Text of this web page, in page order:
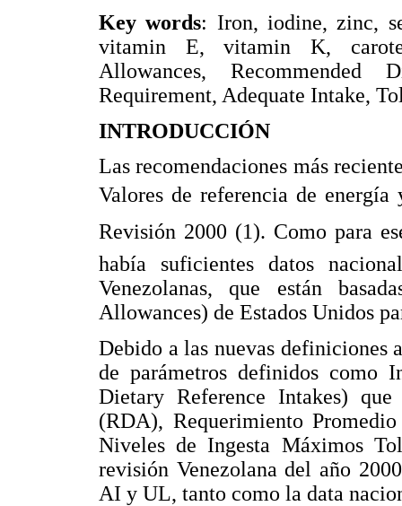
Key words: Iron, iodine, zinc,
vitamin E, vitamin K,
Allowances, Recommended
Requirement, Adequate Intake,
INTRODUCCIÓN
Las recomendaciones más
Valores de referencia de
Revisión 2000 (1). Como para
había suficientes datos
Venezolanas, que están
Allowances) de Estados Unidos
Debido a las nuevas definiciones
de parámetros definidos como
Dietary Reference Intakes)
(RDA), Requerimiento
Niveles de Ingesta Máximos
revisión Venezolana del año
AI y UL, tanto como la data